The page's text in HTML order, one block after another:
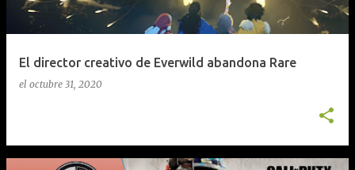
El director creativo de Everwild abandona Rare
el octubre 31, 2020